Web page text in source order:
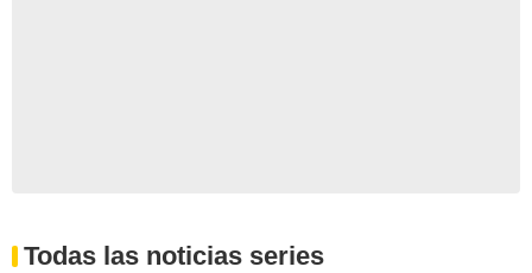
Todas las noticias series